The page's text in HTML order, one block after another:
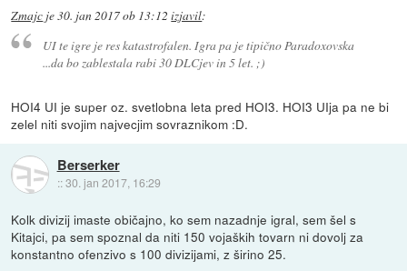
Zmajc je30. jan 2017 ob 13:12 izjavil:
UI te igre je res katastrofalen. Igra pa je tipično Paradoxovska
...da bo zablestala rabi 30 DLCjev in 5 let. ;)
HOI4 UI je super oz. svetlobna leta pred HOI3. HOI3 UIja pa ne bi
zelel niti svojim najvecjim sovraznikom :D.
Berserker
::30. jan 2017, 16:29
Kolk divizij imaste običajno, ko sem nazadnje igral, sem šel s
Kitajci, pa sem spoznal da niti 150 vojaških tovarn ni dovolj za
konstantno ofenzivo s 100 divizijami, z širino 25.